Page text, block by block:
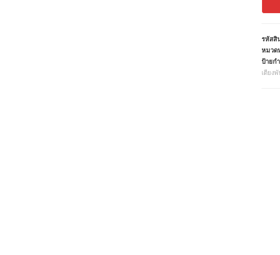
ยา
รอง
กัน
ลื่น
รหัสสิ
หมวด
ป้ายก
เตียง